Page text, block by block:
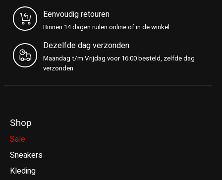
Eenvoudig retouren
Binnen 14 dagen ruilen online of in de winkel
Dezelfde dag verzonden
Maandag t/m Vrijdag voor 16:00 besteld, zelfde dag
verzonden
Shop
Sale
Sneakers
Kleding